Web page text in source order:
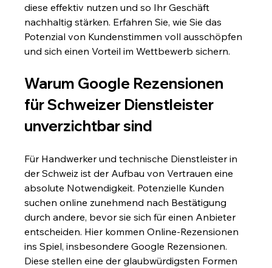
diese effektiv nutzen und so Ihr Geschäft
nachhaltig stärken. Erfahren Sie, wie Sie das
Potenzial von Kundenstimmen voll ausschöpfen
und sich einen Vorteil im Wettbewerb sichern.
Warum Google Rezensionen
für Schweizer Dienstleister
unverzichtbar sind
Für Handwerker und technische Dienstleister in
der Schweiz ist der Aufbau von Vertrauen eine
absolute Notwendigkeit. Potenzielle Kunden
suchen online zunehmend nach Bestätigung
durch andere, bevor sie sich für einen Anbieter
entscheiden. Hier kommen Online-Rezensionen
ins Spiel, insbesondere Google Rezensionen.
Diese stellen eine der glaubwürdigsten Formen